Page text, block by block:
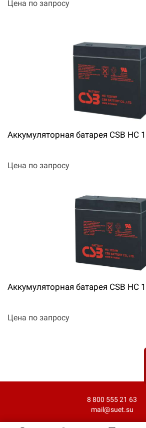
Цена по запросу
Аккумуляторная батарея CSB HC
Цена по запросу
Аккумуляторная батарея CSB HC
Цена по запросу
8 800 555 21 63
mail@suet.su